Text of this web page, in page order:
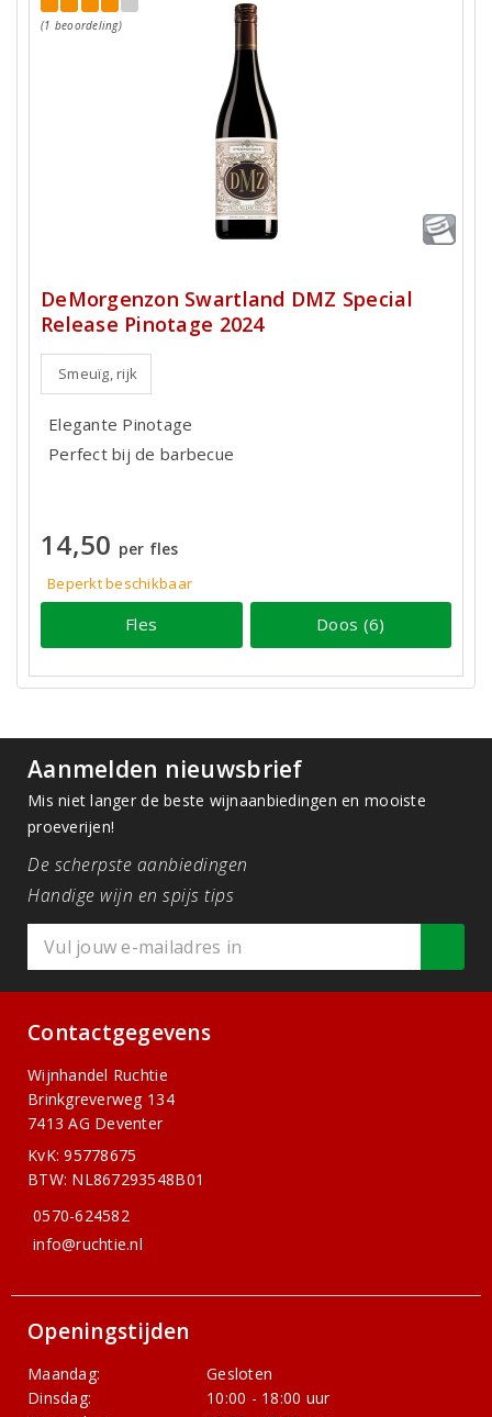
(1 beoordeling)
DeMorgenzon Swartland DMZ Special
Release Pinotage 2024
Smeuïg, rijk
Elegante Pinotage
Perfect bij de barbecue
14,50 per fles
Beperkt beschikbaar
Fles Doos (6)
Aanmelden nieuwsbrief
Mis niet langer de beste wijnaanbiedingen en mooiste
proeverijen!
De scherpste aanbiedingen
Handige wijn en spijs tips
Contactgegevens
Wijnhandel Ruchtie
Brinkgreverweg 134
7413 AG Deventer
KvK: 95778675
BTW: NL867293548B01
0570-624582
info@ruchtie.nl
Openingstijden
Maandag:
Gesloten
Dinsdag:
10:00 - 18:00 uur